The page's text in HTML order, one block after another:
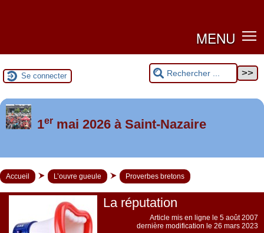
MENU
Se connecter
Foutez-nous la paix !
1ermai 2026 à Saint-Nazaire
Accueil L’ouvre gueule Proverbes bretons
La réputation
Article mis en ligne le 5 août 2007
dernière modification le 26 mars 2023